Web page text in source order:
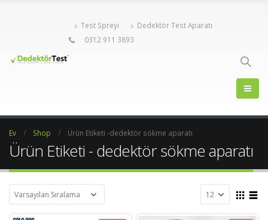
Test Spreyi
Dedektör Test Aparatı
0312 911 3893
Ev Shop Ürün Etiketi -dedektör sökme aparatı
Ürün Etiketi - dedektör sökme aparatı